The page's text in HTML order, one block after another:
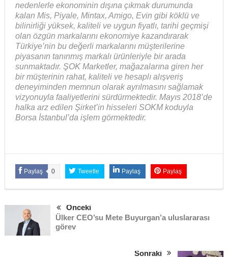
nedenlerle ekonominin dışına çıkmak durumunda
kalan Mis, Piyale, Mintax, Amigo, Evin gibi köklü ve
bilinirliği yüksek, kaliteli ve uygun fiyatlı, tarihi geçmişi
olan özgün markalarını ekonomiye kazandırarak
Türkiye’nin bu değerli markalarını müşterilerine
piyasanın tanınmış markalı ürünleriyle bir arada
sunmaktadır. ŞOK Marketler, mağazalarına giren her
bir müşterinin rahat, kaliteli ve hesaplı alışveriş
deneyiminden memnun olarak ayrılmasını sağlamak
vizyonuyla faaliyetlerini sürdürmektedir. Mayıs 2018’de
halka arz edilen Şirket’in hisseleri SOKM koduyla
Borsa İstanbul’da işlem görmektedir.
Paylaş 0 Tweetle Paylaş Paylaş
Önceki
Ülker CEO’su Mete Buyurgan’a uluslararası
görev
Sonraki